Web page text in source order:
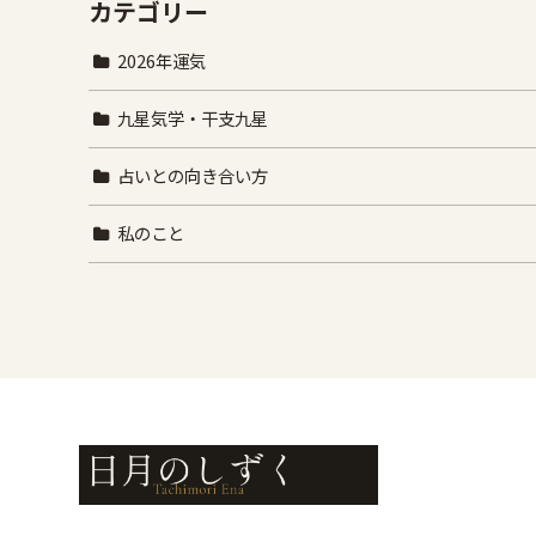
カテゴリー
2026年運気
九星気学・干支九星
占いとの向き合い方
私のこと